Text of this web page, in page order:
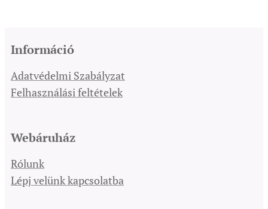
Információ
Adatvédelmi Szabályzat
Felhasználási feltételek
Webáruház
Rólunk
Lépj velünk kapcsolatba